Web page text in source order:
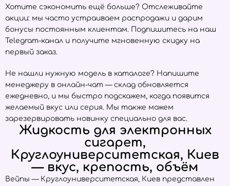
Хотите сэкономить ещё больше? Отслеживайте
акции: мы часто устраиваем распродажи и дарим
бонусы постоянным клиентам. Подпишитесь на наш
Telegram-канал и получите мгновенную скидку на
первый заказ.
Не нашли нужную модель в каталоге? Напишите
менеджеру в онлайн-чат — склад обновляется
ежедневно, и мы быстро подскажем, когда появится
желаемый вкус или серия. Мы также можем
зарезервировать новинку специально для вас.
Жидкость для электронных
сигарет,
Круглоуниверситетская, Киев
— вкус, крепость, объём
Вейпы — Круглоуниверситетская, Киев представлен